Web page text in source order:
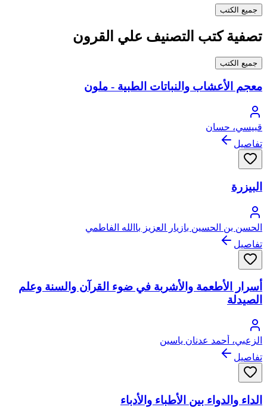
جميع الكتب
تصفية كتب التصنيف علي القرون
جميع الكتب
معجم الأعشاب والنباتات الطبية - ملون
قبيسي، حسان
تفاصيل
البيزرة
الحسن بن الحسين بازيار العزيز باالله الفاطمي
تفاصيل
أسرار الأطعمة والأشربة في ضوء القرآن والسنة وعلم
الصيدلة
الزعبي، أحمد عدنان ياسين
تفاصيل
الداء والدواء بين الأطباء والأدباء